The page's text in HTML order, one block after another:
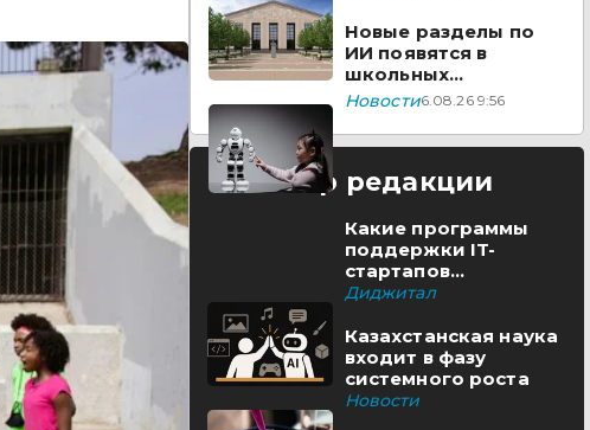
Новые разделы по
ИИ появятся в
школьных
предметах
Новости6.08.26 9:56
Выбор редакции
Какие программы
поддержки IT-
стартапов
реализуются в
Диджитал
Казахстанская наука
входит в фазу
системного роста
Новости